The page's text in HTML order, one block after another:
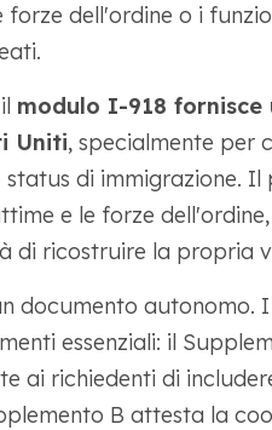
forze dell'ordine o i
modulo I-918 fornisce
Uniti, specialmente per
di immigrazione.
e le forze
di ricostruire la propria
documento autonomo.
essenziali: il
ai richiedenti di
B attesta la